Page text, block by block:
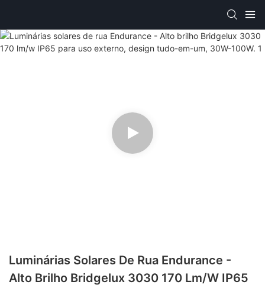
Luminárias Solares De Rua Endurance -
Alto Brilho Bridgelux 3030 170 Lm/w IP65